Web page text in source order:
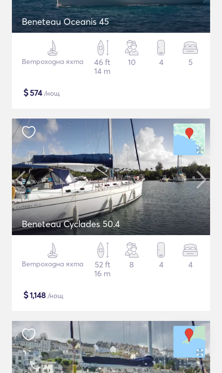
Beneteau Oceanis 45
Ветроходна яхта
46 ft
14 m
10 4 5
$574/нощ
Beneteau Cyclades 50.4
Ветроходна яхта
52 ft
16 m
8 4 4
$1,148 /нощ